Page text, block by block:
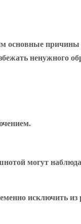
основные
ненужного
могут
исключить